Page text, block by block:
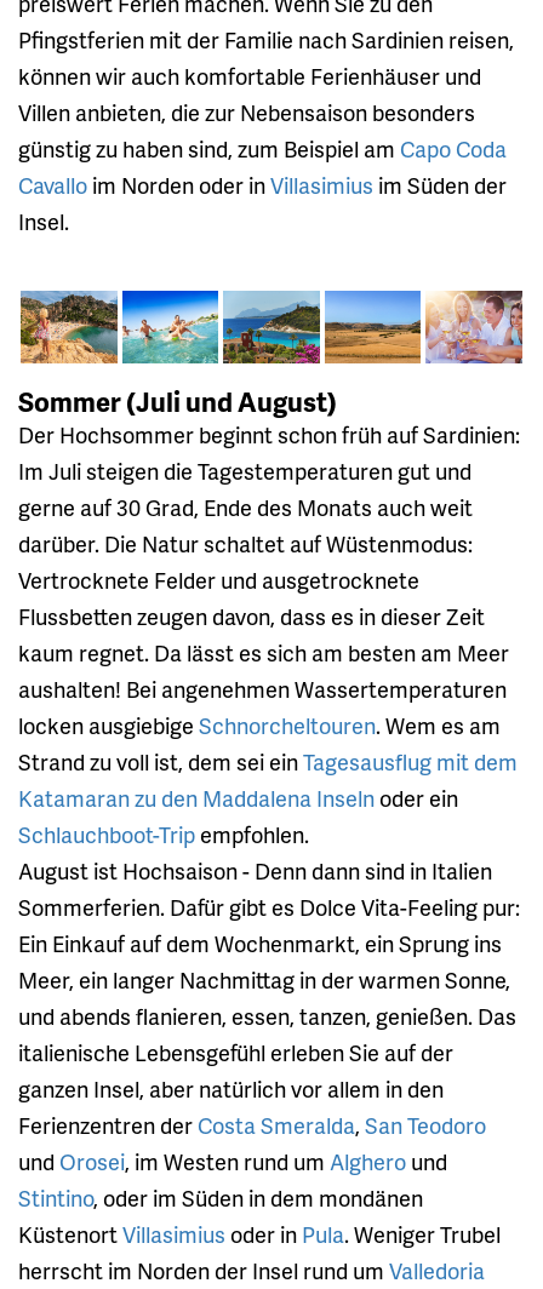
Pfingstferien mit der Familie nach Sardinien reisen,
können wir auch komfortable Ferienhäuser und
Villen anbieten, die zur Nebensaison besonders
günstig zu haben sind, zum Beispiel am Capo Coda
Cavallo im Norden oder inVillasimius im Süden der
Insel.
Sommer (Juli und August)
Der Hochsommer beginnt schon früh auf Sardinien:
Im Juli steigen die Tagestemperaturen gut und
gerne auf 30 Grad, Ende des Monats auch weit
darüber. Die Natur schaltet auf Wüstenmodus:
Vertrocknete Felder und ausgetrocknete
Flussbetten zeugen davon, dass es in dieser Zeit
kaum regnet. Da lässt es sich am besten am Meer
aushalten! Bei angenehmen Wassertemperaturen
locken ausgiebige Schnorcheltouren. Wem es am
Strand zu voll ist, dem sei einTagesausflug mit dem
Katamaran zu den Maddalena Inseln oder ein
Schlauchboot-Trip empfohlen.
August ist Hochsaison - Denn dann sind in Italien
Sommerferien. Dafür gibt es Dolce Vita-Feeling pur:
Ein Einkauf auf dem Wochenmarkt, ein Sprung ins
Meer, ein langer Nachmittag in der warmen Sonne,
und abends flanieren, essen, tanzen, genießen. Das
italienische Lebensgefühl erleben Sie auf der
ganzen Insel, aber natürlich vor allem in den
Ferienzentren der Costa Smeralda, San Teodoro
und Orosei, im Westen rund um Alghero und
Stintino, oder im Süden in dem mondänen
KüstenortVillasimius oder in Pula. Weniger Trubel
herrscht im Norden der Insel rund um Valledoria